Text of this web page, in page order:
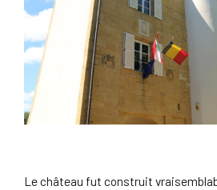
Le château fut construit